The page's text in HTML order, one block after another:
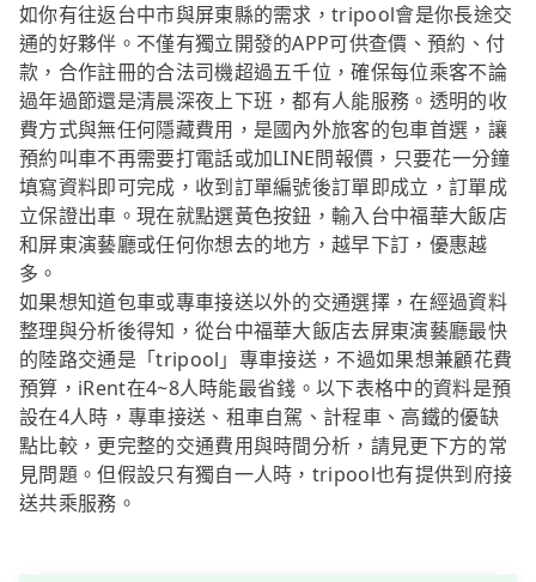
如你有往返台中市與屏東縣的需求，tripool會是你長途交
通的好夥伴。不僅有獨立開發的APP可供查價、預約、付
款，合作註冊的合法司機超過五千位，確保每位乘客不論
過年過節還是清晨深夜上下班，都有人能服務。透明的收
費方式與無任何隱藏費用，是國內外旅客的包車首選，讓
預約叫車不再需要打電話或加LINE問報價，只要花一分鐘
填寫資料即可完成，收到訂單編號後訂單即成立，訂單成
立保證出車。現在就點選黃色按鈕，輸入台中福華大飯店
和屏東演藝廳或任何你想去的地方，越早下訂，優惠越
多。
如果想知道包車或專車接送以外的交通選擇，在經過資料
整理與分析後得知，從台中福華大飯店去屏東演藝廳最快
的陸路交通是「tripool」專車接送，不過如果想兼顧花費
預算，iRent在4~8人時能最省錢。以下表格中的資料是預
設在4人時，專車接送、租車自駕、計程車、高鐵的優缺
點比較，更完整的交通費用與時間分析，請見更下方的常
見問題。但假設只有獨自一人時，tripool也有提供到府接
送共乘服務。